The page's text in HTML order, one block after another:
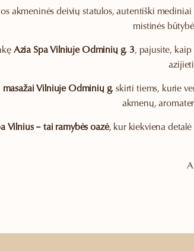
akmeninės deivių statulos, autentiški
mistinės
Azia Spa Vilniuje Odminių g. 3, pajusite, kaip
masažai Vilniuje Odminių g. skirti tiems, kurie
akmenų,
Vilnius – tai ramybės oazė, kur kiekviena